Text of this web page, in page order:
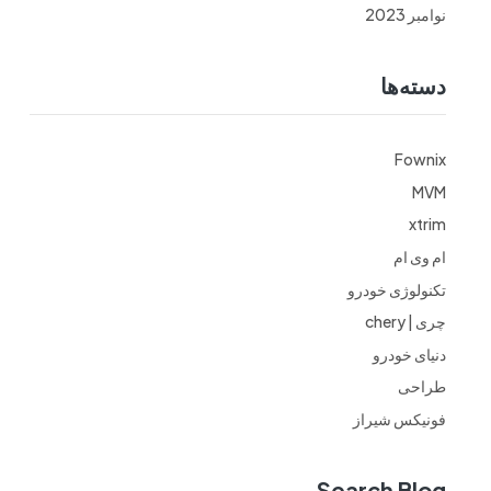
نوامبر 2023
دسته‌ها
Fownix
MVM
xtrim
ام وی ام
تکنولوژی خودرو
چری | chery
دنیای خودرو
طراحی
فونیکس شیراز